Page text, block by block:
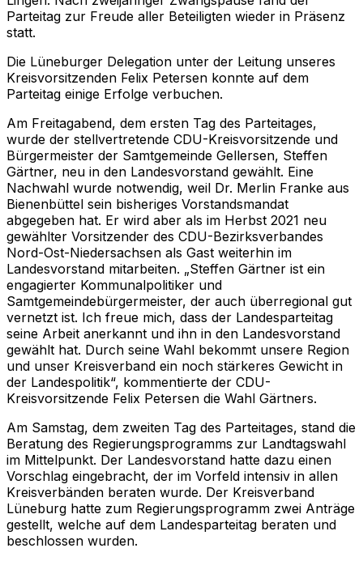
Parteitag zur Freude aller Beteiligten wieder in Präsenz
statt.
Die Lüneburger Delegation unter der Leitung unseres
Kreisvorsitzenden Felix Petersen konnte auf dem
Parteitag einige Erfolge verbuchen.
Am Freitagabend, dem ersten Tag des Parteitages,
wurde der stellvertretende CDU-Kreisvorsitzende und
Bürgermeister der Samtgemeinde Gellersen, Steffen
Gärtner, neu in den Landesvorstand gewählt. Eine
Nachwahl wurde notwendig, weil Dr. Merlin Franke aus
Bienenbüttel sein bisheriges Vorstandsmandat
abgegeben hat. Er wird aber als im Herbst 2021 neu
gewählter Vorsitzender des CDU-Bezirksverbandes
Nord-Ost-Niedersachsen als Gast weiterhin im
Landesvorstand mitarbeiten. „Steffen Gärtner ist ein
engagierter Kommunalpolitiker und
Samtgemeindebürgermeister, der auch überregional gut
vernetzt ist. Ich freue mich, dass der Landesparteitag
seine Arbeit anerkannt und ihn in den Landesvorstand
gewählt hat. Durch seine Wahl bekommt unsere Region
und unser Kreisverband ein noch stärkeres Gewicht in
der Landespolitik“, kommentierte der CDU-
Kreisvorsitzende Felix Petersen die Wahl Gärtners.
Am Samstag, dem zweiten Tag des Parteitages, stand die
Beratung des Regierungsprogramms zur Landtagswahl
im Mittelpunkt. Der Landesvorstand hatte dazu einen
Vorschlag eingebracht, der im Vorfeld intensiv in allen
Kreisverbänden beraten wurde. Der Kreisverband
Lüneburg hatte zum Regierungsprogramm zwei Anträge
gestellt, welche auf dem Landesparteitag beraten und
beschlossen wurden.